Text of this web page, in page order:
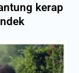
kerap